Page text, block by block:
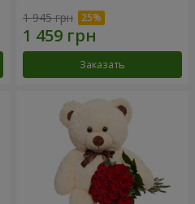
1 945 грн
Заказать